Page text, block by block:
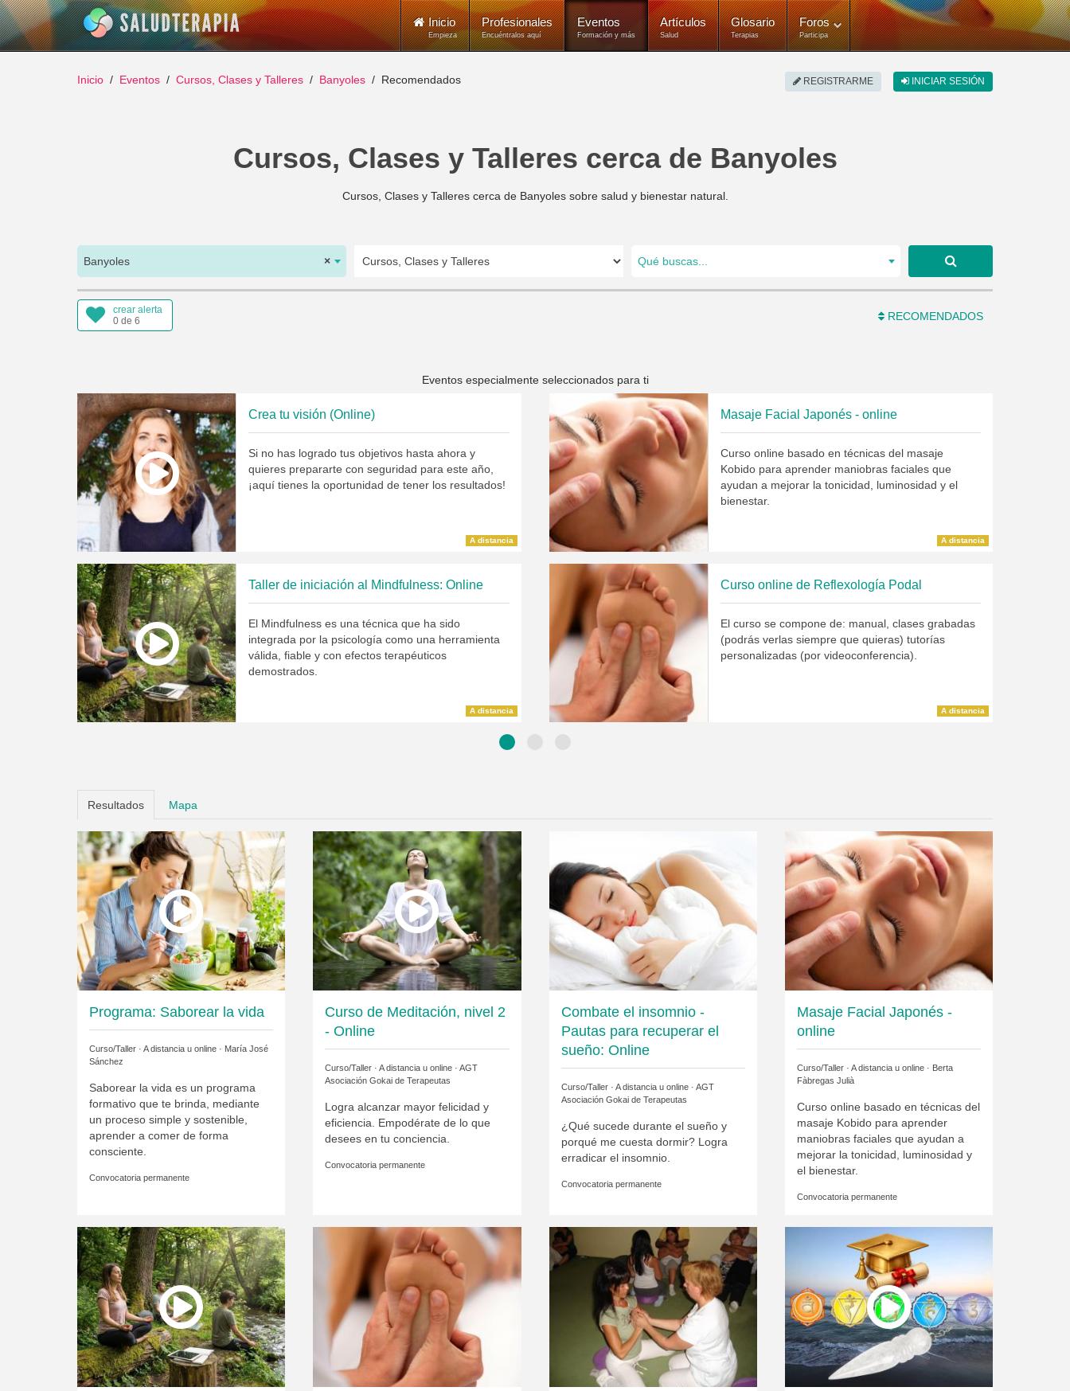
Inicio
Empieza
Profesionales
Encuéntralos aquí
Eventos
Formación y más
Artículos
Salud
Glosario
Terapias
Foros
Participa
REGISTRARME INICIAR SESIÓN
Inicio Eventos Cursos, Clases y Talleres Banyoles Recomendados
Cursos, Clases y Talleres cerca de Banyoles
Cursos, Clases y Talleres cerca de Banyoles sobre salud y bienestar natural.
×
Banyoles Qué buscas...
crear alerta
0 de 6
RECOMENDADOS
Eventos especialmente seleccionados para ti
Crea tu visión (Online)
Si no has logrado tus objetivos hasta ahora y
quieres prepararte con seguridad para este año,
¡aquí tienes la oportunidad de tener los resultados!
A distancia
Masaje Facial Japonés - online
Curso online basado en técnicas del masaje
Kobido para aprender maniobras faciales que
ayudan a mejorar la tonicidad, luminosidad y el
bienestar.
A distancia
Taller de iniciación al Mindfulness: Online
El Mindfulness es una técnica que ha sido
integrada por la psicología como una herramienta
válida, fiable y con efectos terapéuticos
demostrados.
A distancia
Curso online de Reflexología Podal
El curso se compone de: manual, clases grabadas
(podrás verlas siempre que quieras) tutorías
personalizadas (por videoconferencia).
A distancia
Resultados Mapa
Programa: Saborear la vida
Curso/Taller · A distancia u online · María José
Sánchez
Saborear la vida es un programa
formativo que te brinda, mediante
un proceso simple y sostenible,
aprender a comer de forma
consciente.
Convocatoria permanente
Curso de Meditación, nivel 2
- Online
Curso/Taller · A distancia u online ·AGT
Asociación Gokai de Terapeutas
Logra alcanzar mayor felicidad y
eficiencia. Empodérate de lo que
desees en tu conciencia.
Convocatoria permanente
Combate el insomnio -
Pautas para recuperar el
sueño: Online
Curso/Taller · A distancia u online · AGT
Asociación Gokai de Terapeutas
¿Qué sucede durante el sueño y
porqué me cuesta dormir? Logra
erradicar el insomnio.
Convocatoria permanente
Masaje Facial Japonés -
online
Curso/Taller · A distancia u online · Berta
Fàbregas Julià
Curso online basado en técnicas del
masaje Kobido para aprender
maniobras faciales que ayudan a
mejorar la tonicidad, luminosidad y
el bienestar.
Convocatoria permanente